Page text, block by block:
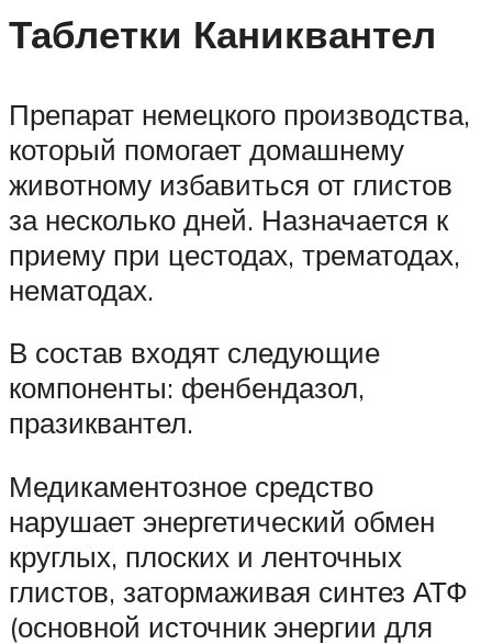
Таблетки Каниквантел
Препарат немецкого производства,
который помогает домашнему
животному избавиться от глистов
за несколько дней. Назначается к
приему при цестодах, трематодах,
нематодах.
В состав входят следующие
компоненты: фенбендазол,
празиквантел.
Медикаментозное средство
нарушает энергетический обмен
круглых, плоских и ленточных
глистов, затормаживая синтез АТФ
(основной источник энергии для